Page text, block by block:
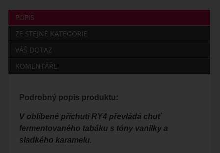
POPIS
ZE STEJNÉ KATEGORIE
VÁŠ DOTAZ
KOMENTÁŘE
Podrobný popis produktu:
V oblíbené příchuti RY4 převládá chuť
fermentovaného tabáku s tóny vanilky a
sladkého karamelu.